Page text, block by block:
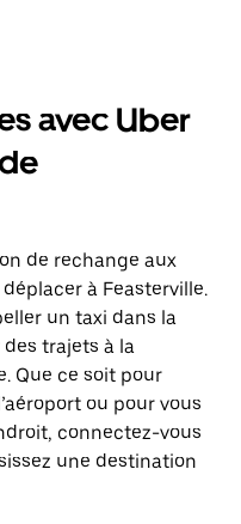
avec Uber
de rechange aux
à Feasterville.
un taxi dans la
trajets à la
Que ce soit pour
ou pour vous
connectez-vous
une destination